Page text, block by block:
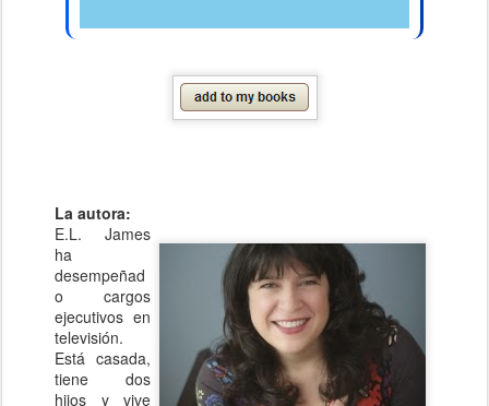
La autora:
E.L. James
ha
desempeñad
o cargos
ejecutivos en
televisión.
Está casada,
tiene dos
hijos y vive